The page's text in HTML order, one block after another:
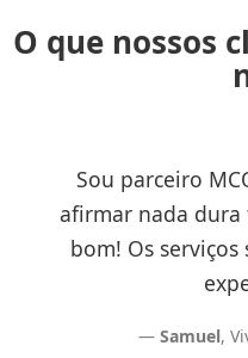
O que nossos
Sou parceiro
afirmar nada
bom! Os
Samuel,